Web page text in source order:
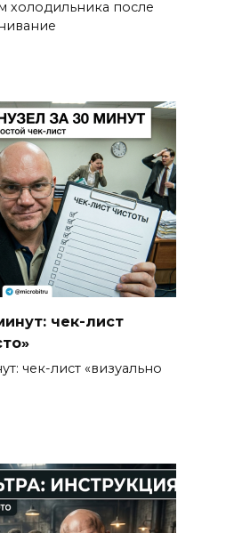
холодильника после
чек-лист
чек-лист «визуально